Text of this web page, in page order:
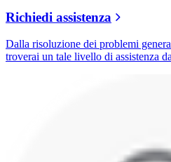
Richiedi assistenza
Dalla risoluzione dei problemi
troverai un tale livello di assistenza